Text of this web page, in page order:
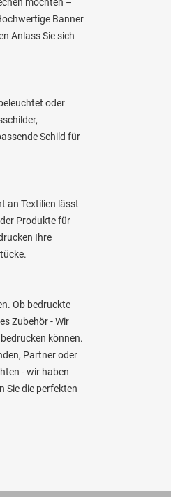
Banner
Anlass Sie sich
oder
Schild für
an Textilien lässt
Produkte für
Ihre
Ob bedruckte
Zubehör - Wir
können.
Partner oder
- wir haben
Sie die perfekten